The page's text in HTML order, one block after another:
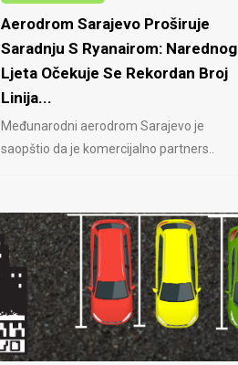
Aerodrom Sarajevo Proširuje
Saradnju S Ryanairom: Narednog
Ljeta Očekuje Se Rekordan Broj
Linija...
Međunarodni aerodrom Sarajevo je
saopštio da je komercijalno partners..